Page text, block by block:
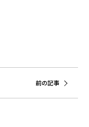
前の記事